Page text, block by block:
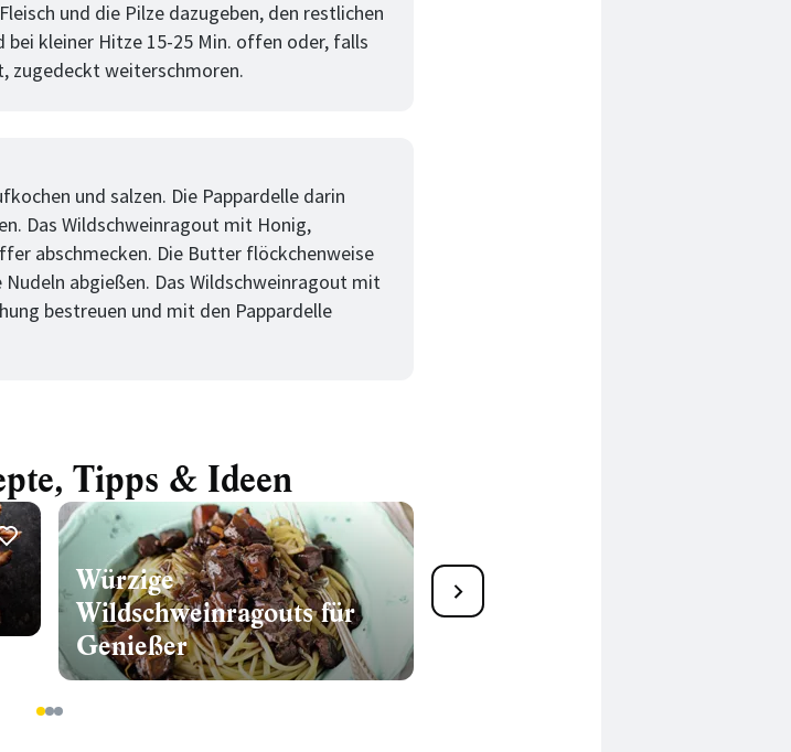
und die Pilze dazugeben, den restlichen
bei kleiner Hitze 15-25 Min. offen oder, falls
zugedeckt weiterschmoren.
und salzen. Die Pappardelle darin
Das Wildschweinragout mit Honig,
abschmecken. Die Butter flöckchenweise
Nudeln abgießen. Das Wildschweinragout mit
bestreuen und mit den Pappardelle
Tipps & Ideen
Würzige
Wildschweinragouts für
Genießer
Gutes von Wildschwein
und Hirsch
123